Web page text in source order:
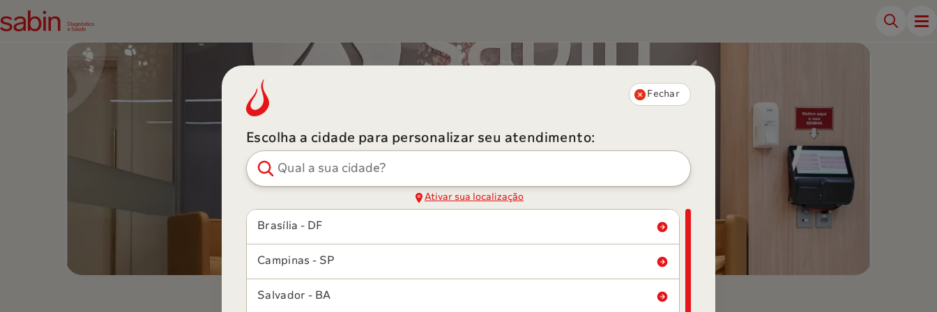
Fechar
Escolha a cidade para personalizar seu atendimento:
Pesquisar cidade
Ativar sua localização
Brasília - DF
Campinas - SP
Salvador - BA